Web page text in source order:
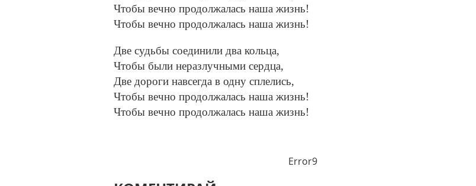
Чтобы вечно продолжалась наша жизнь!
Чтобы вечно продолжалась наша жизнь!
Две судьбы соединили два кольца,
Чтобы были неразлучными сердца,
Две дороги навсегда в одну сплелись,
Чтобы вечно продолжалась наша жизнь!
Чтобы вечно продолжалась наша жизнь!
Error9